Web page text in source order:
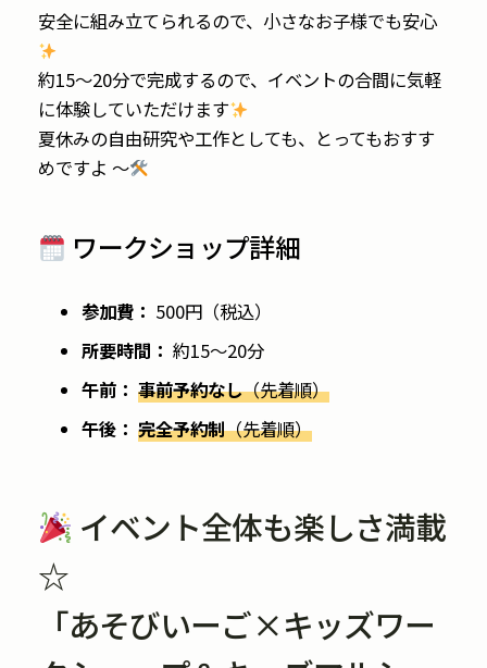
安全に組み立てられるので、小さなお子様でも安心
約15〜20分で完成するので、イベントの合間に気軽
に体験していただけます
夏休みの自由研究や工作としても、とってもおすす
めですよ ～
ワークショップ詳細
参加費： 500円（税込）
所要時間： 約15〜20分
午前： 事前予約なし（先着順）
午後： 完全予約制（先着順）
イベント全体も楽しさ満載
☆
「あそびいーご×キッズワー